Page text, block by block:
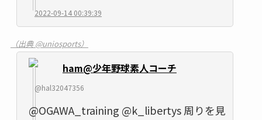
2022-09-14 00:39:39
（出典 @uniosports）
ham@少年野球素人コーチ
@hal32047356
@OGAWA_training @k_libertys 周りを見